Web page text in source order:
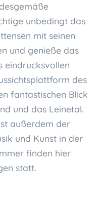
unbedingt das
mit seinen
und genieße das
eindrucksvollen
des
fantastischen Blick
und das Leinetal.
außerdem der
und Kunst in der
finden hier
statt.